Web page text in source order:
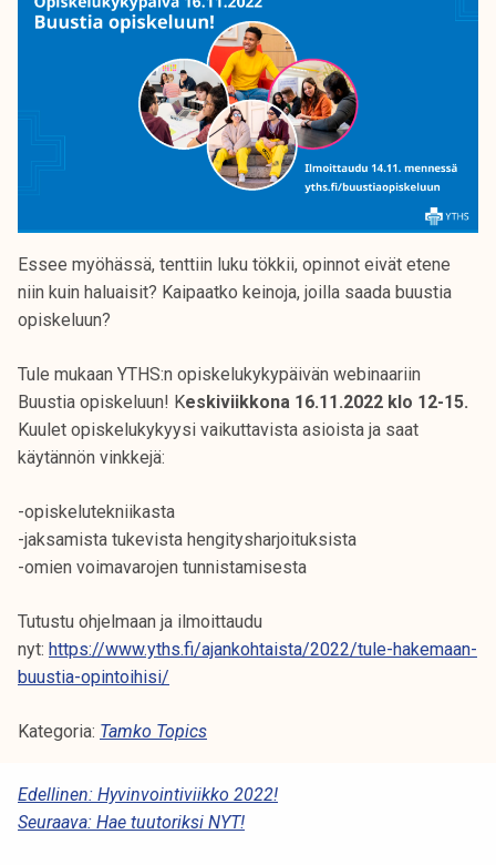
Essee myöhässä, tenttiin luku tökkii, opinnot eivät etene
niin kuin haluaisit? Kaipaatko keinoja, joilla saada buustia
opiskeluun?
Tule mukaan YTHS:n opiskelukykypäivän webinaariin
Buustia opiskeluun! Keskiviikkona 16.11.2022 klo 12-15.
Kuulet opiskelukykyysi vaikuttavista asioista ja saat
käytännön vinkkejä:
-opiskelutekniikasta
-jaksamista tukevista hengitysharjoituksista
-omien voimavarojen tunnistamisesta
Tutustu ohjelmaan ja ilmoittaudu
nyt: https://www.yths.fi/ajankohtaista/2022/tule-hakemaan-
buustia-opintoihisi/
Kategoria: Tamko Topics
A
R
Edellinen: Hyvinvointiviikko 2022!
Seuraava: Hae tuutoriksi NYT!